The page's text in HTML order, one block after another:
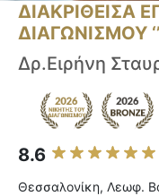
ΔΙΑΚΡΙΘΕΙΣΑ
ΔΙΑΓΩΝΙΣΜΟΥ ‘’
Δρ.Ειρήνη
8.6
Θεσσαλονίκη, Λεωφ.